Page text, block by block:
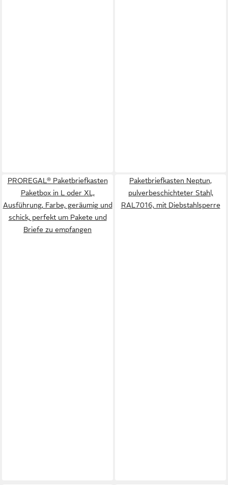
PROREGAL® Paketbriefkasten
Paketbox in L oder XL,
Ausführung, Farbe, geräumig und
schick, perfekt um Pakete und
Briefe zu empfangen
Paketbriefkasten Neptun,
pulverbeschichteter Stahl,
RAL7016, mit Diebstahlsperre